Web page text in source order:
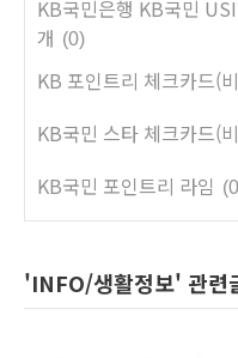
KB국민은행 KB국민
개 (0)
KB 포인트리 체크카드(
KB국민 스타 체크카드(
KB국민 포인트리 라임
'INFO/생활정보' 관련